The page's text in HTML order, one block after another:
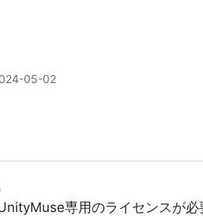
05-02
専用のライセンスが必